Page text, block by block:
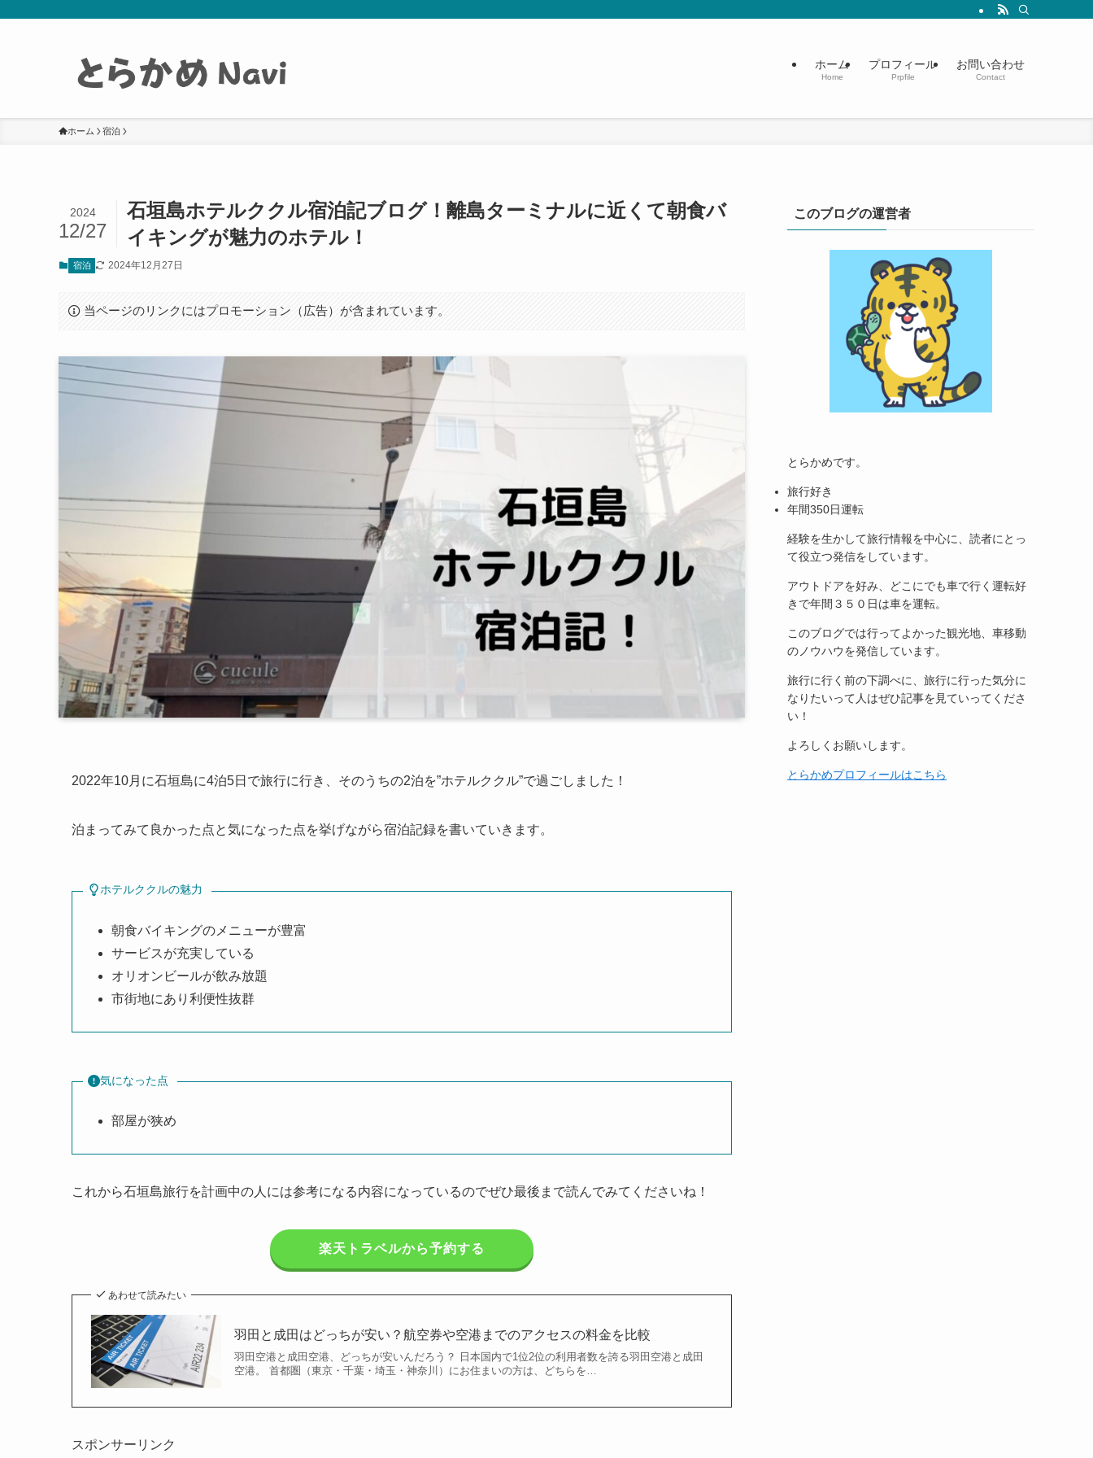
ホーム
Home
プロフィール
Prpfile
お問い合わせ
Contact
ホーム 宿泊
石垣島ホテルククル宿泊記ブログ！離島ターミナルに近くて朝食バ
イキングが魅力のホテル！
2024
12/27
宿泊 2024年12月27日
当ページのリンクにはプロモーション（広告）が含まれています。
2022年10月に石垣島に4泊5日で旅行に行き、そのうちの2泊を”ホテルククル”で過ごしました！
泊まってみて良かった点と気になった点を挙げながら宿泊記録を書いていきます。
ホテルククルの魅力
朝食バイキングのメニューが豊富
サービスが充実している
オリオンビールが飲み放題
市街地にあり利便性抜群
気になった点
部屋が狭め
これから石垣島旅行を計画中の人には参考になる内容になっているのでぜひ最後まで読んでみてくださいね！
楽天トラベルから予約する
あわせて読みたい
羽田と成田はどっちが安い？航空券や空港までのアクセスの料金を比較
羽田空港と成田空港、どっちが安いんだろう？ 日本国内で1位2位の利用者数を誇る羽田空港と成田
空港。 首都圏（東京・千葉・埼玉・神奈川）にお住まいの方は、どちらを…
スポンサーリンク
このブログの運営者
とらかめです。
旅行好き
年間350日運転
経験を生かして旅行情報を中心に、読者にとっ
て役立つ発信をしています。
アウトドアを好み、どこにでも車で行く運転好
きで年間３５０日は車を運転。
このブログでは行ってよかった観光地、車移動
のノウハウを発信しています。
旅行に行く前の下調べに、旅行に行った気分に
なりたいって人はぜひ記事を見ていってくださ
い！
よろしくお願いします。
とらかめプロフィールはこちら